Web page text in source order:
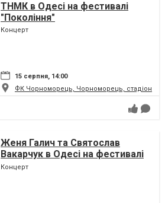
ТНМК в Одесі на фестивалі
"Покоління"
Концерт
15 серпня, 14:00
ФК Чорноморець, Чорноморець, стадіон
Женя Галич та Святослав
Вакарчук в Одесі на фестивалі
"Покоління"
Концерт